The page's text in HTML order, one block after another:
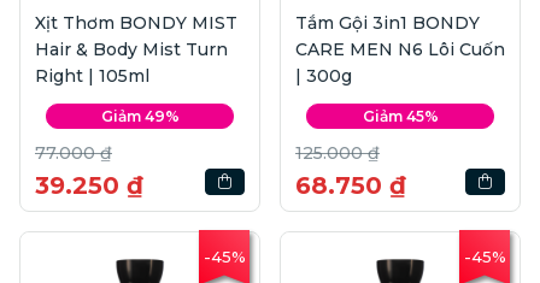
Xịt Thơm BONDY MIST
Hair & Body Mist Turn
Right | 105ml
Giảm 49%
77.000 ₫
39.250 ₫
Tắm Gội 3in1 BONDY
CARE MEN N6 Lôi Cuốn
| 300g
Giảm 45%
125.000 ₫
68.750 ₫
-45% -45%